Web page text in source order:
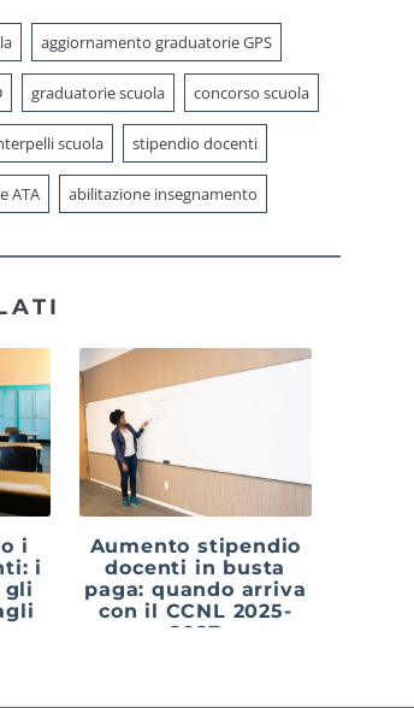
aggiornamento graduatorie GPS
graduatorie scuola concorso scuola
scuola stipendio docenti
ATA abilitazione insegnamento
i
i
gli
Aumento stipendio
docenti in busta
paga: quando arriva
con il CCNL 2025-
2027